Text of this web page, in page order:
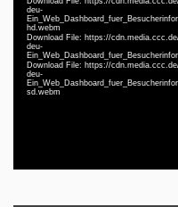
deu-
hd.webm
Download File: https://
deu-
Download File: https://
deu-
sd.webm